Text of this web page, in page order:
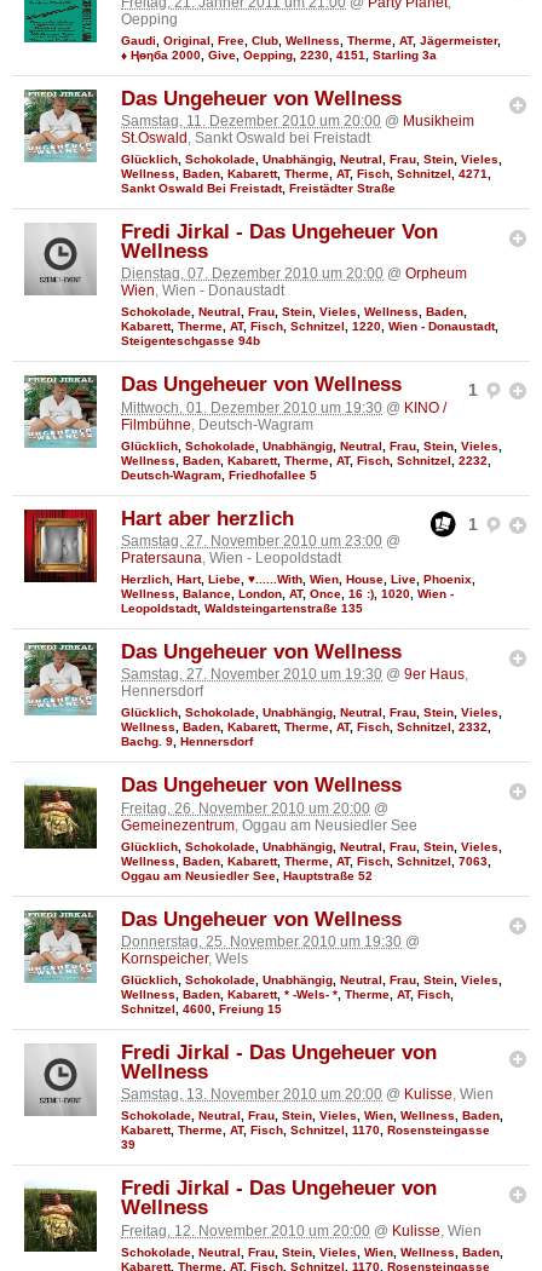
Oepping
Gaudi Original Free Club Wellness Therme AT, Jägermeister,
♦ Ңөηба 2000 Give Oepping 2230 4151 Starling 3a
Das Ungeheuer von Wellness
Samstag, 11. Dezember 2010 um 20:00 @ Musikheim
St.Oswald , Sankt Oswald bei Freistadt
Glücklich Schokolade Unabhängig Neutral Frau Stein Vieles
Wellness
Baden Kabarett, Therme AT, Fisch Schnitzel 4271
Sankt Oswald Bei Freistadt, Freistädter Straße
Fredi Jirkal - Das Ungeheuer Von
Wellness
Dienstag, 07. Dezember 2010 um 20:00 @ Orpheum
Wien, Wien - Donaustadt
Schokolade, Neutral, Frau, Stein, Vieles, Wellness, Baden,
Kabarett, Therme, AT, Fisch, Schnitzel, 1220, Wien - Donaustadt,
Steigenteschgasse 94b
1
Das Ungeheuer von Wellness
Mittwoch, 01. Dezember 2010 um 19:30 @ KINO /
Filmbühne , Deutsch-Wagram
Glücklich Schokolade Unabhängig Neutral Frau Stein Vieles
Wellness
Baden Kabarett, Therme AT, Fisch Schnitzel 2232
Deutsch-Wagram Friedhofallee 5
1
Hart aber herzlich
Samstag, 27. November 2010 um 23:00 @
Pratersauna, Wien - Leopoldstadt
Herzlich Hart, Liebe ♥......With Wien House Live Phoenix
Wellness
Balance London AT, Once 16 :) 1020 Wien -
Leopoldstadt, Waldsteingartenstraße 135
Das Ungeheuer von Wellness
Samstag, 27. November 2010 um 19:30 @ 9er Haus,
Hennersdorf
Glücklich, Schokolade, Unabhängig, Neutral , Frau, Stein, Vieles,
Wellness, Baden, Kabarett, Therme, AT, Fisch, Schnitzel , 2332,
Bachg. 9, Hennersdorf
Das Ungeheuer von Wellness
Freitag, 26. November 2010 um 20:00 @
Gemeinezentrum , Oggau am Neusiedler See
Glücklich Schokolade Unabhängig Neutral Frau Stein Vieles
Wellness
Baden Kabarett, Therme AT, Fisch Schnitzel 7063
Oggau am Neusiedler See Hauptstraße 52
Das Ungeheuer von Wellness
Donnerstag, 25. November 2010 um 19:30 @
Kornspeicher, Wels
Glücklich Schokolade Unabhängig Neutral Frau Stein Vieles
Wellness
Baden Kabarett, * -Wels- * Therme AT, Fisch
Schnitzel
4600 Freiung 15
Fredi Jirkal - Das Ungeheuer von
Wellness
Samstag, 13. November 2010 um 20:00 @ Kulisse, Wien
Schokolade, Neutral , Frau, Stein, Vieles, Wien, Wellness, Baden,
Kabarett, Therme, AT, Fisch, Schnitzel , 1170, Rosensteingasse
39
Fredi Jirkal - Das Ungeheuer von
Wellness
Freitag, 12. November 2010 um 20:00 @ Kulisse , Wien
Schokolade Neutral Frau Stein Vieles Wien Wellness Baden
Kabarett, Therme AT, Fisch Schnitzel 1170 Rosensteingasse